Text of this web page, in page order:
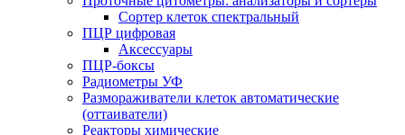
Сортер клеток спектральный
ПЦР цифровая
Аксессуары
ПЦР-боксы
Радиометры УФ
Размораживатели клеток автоматические
(оттаиватели)
Реакторы химические